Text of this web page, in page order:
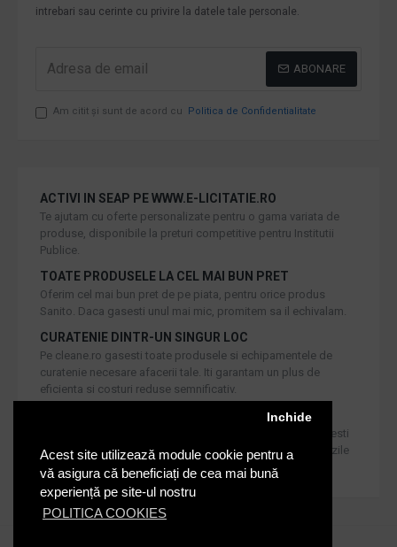
Acest site utilizează module cookie pentru a
vă asigura că beneficiați de cea mai bună
experiență pe site-ul nostru
POLITICA COOKIES
Inchide
intrebari sau cerinte cu privire la datele tale personale.
ABONARE
Am citit şi sunt de acord cu Politica de Confidentialitate
ACTIVI IN SEAP PE WWW.E-LICITATIE.RO
Te ajutam cu oferte personalizate pentru o gama variata de
produse, disponibile la preturi competitive pentru Institutii
Publice.
TOATE PRODUSELE LA CEL MAI BUN PRET
Oferim cel mai bun pret de pe piata, pentru orice produs
Sanito. Daca gasesti unul mai mic, promitem sa il echivalam.
CURATENIE DINTR-UN SINGUR LOC
Pe cleane.ro gasesti toate produsele si echipamentele de
curatenie necesare afacerii tale. Iti garantam un plus de
eficienta si costuri reduse semnificativ.
Iti oferim produse de cea mai inalta calitate, dar daca doresti
inlocuirea sau returnarea lor, noi asiguram returul in 30 de zile
de la achizitie catre consumatori.